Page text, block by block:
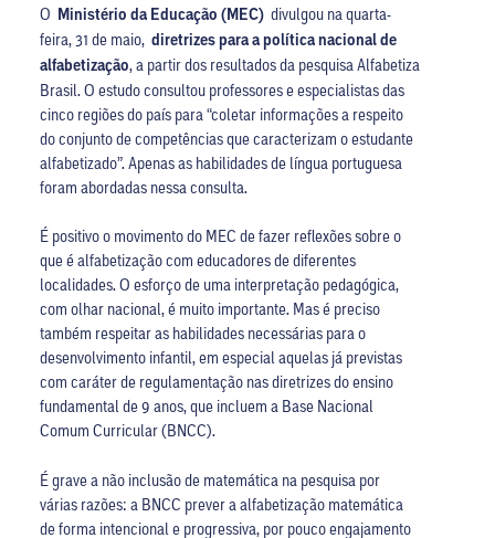
O Ministério da Educação (MEC)divulgou na quarta-
feira, 31 de maio, diretrizes para a política nacional de
alfabetização, a partir dos resultados da pesquisa Alfabetiza
Brasil. O estudo consultou professores e especialistas das
cinco regiões do país para “coletar informações a respeito
do conjunto de competências que caracterizam o estudante
alfabetizado”. Apenas as habilidades de língua portuguesa
foram abordadas nessa consulta.
É positivo o movimento do MEC de fazer reflexões sobre o
que é alfabetização com educadores de diferentes
localidades. O esforço de uma interpretação pedagógica,
com olhar nacional, é muito importante. Mas é preciso
também respeitar as habilidades necessárias para o
desenvolvimento infantil, em especial aquelas já previstas
com caráter de regulamentação nas diretrizes do ensino
fundamental de 9 anos, que incluem a Base Nacional
Comum Curricular (BNCC).
É grave a não inclusão de matemática na pesquisa por
várias razões: a BNCC prever a alfabetização matemática
de forma intencional e progressiva, por pouco engajamento